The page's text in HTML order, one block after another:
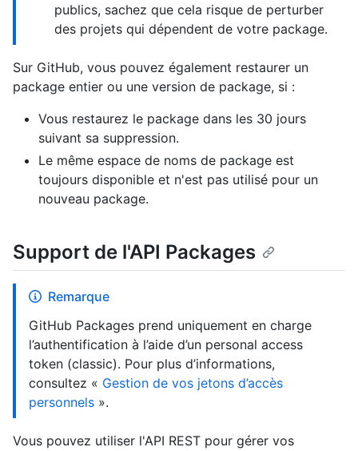
publics, sachez que cela risque de perturber
des projets qui dépendent de votre package.
Sur GitHub, vous pouvez également restaurer un
package entier ou une version de package, si :
Vous restaurez le package dans les 30 jours
suivant sa suppression.
Le même espace de noms de package est
toujours disponible et n'est pas utilisé pour un
nouveau package.
Support de l'API Packages
Remarque
GitHub Packages prend uniquement en charge
l’authentification à l’aide d’un personal access
token (classic). Pour plus d’informations,
consultez « Gestion de vos jetons d’accès
personnels ».
Vous pouvez utiliser l'API REST pour gérer vos